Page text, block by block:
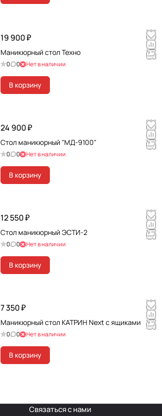
19 900 ₽
Маникюрный стол Техно
0 0 Нет в наличии
В корзину
24 900 ₽
Стол маникюрный "МД-9100"
0 0 Нет в наличии
В корзину
12 550 ₽
Стол маникюрный ЭСТИ-2
0 0 Нет в наличии
В корзину
7 350 ₽
Маникюрный стол КАТРИН Next с ящиками
0 0 Нет в наличии
В корзину
Связаться с нами